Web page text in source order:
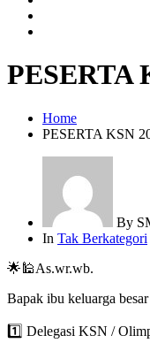
PESERTA
Home
PESERTA KSN
By
In Tak Berkategori
🌟🕌As.wr.wb.
Bapak ibu keluarga
1️⃣ Delegasi KSN /